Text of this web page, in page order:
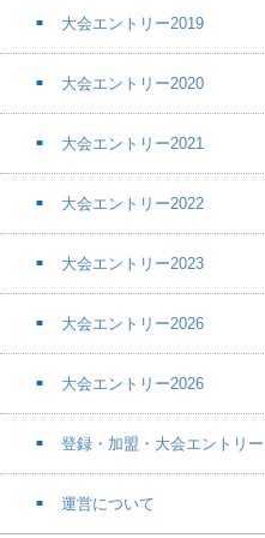
大会エントリー2019
大会エントリー2020
大会エントリー2021
大会エントリー2022
大会エントリー2023
大会エントリー2026
大会エントリー2026
登録・加盟・大会エントリ
運営について